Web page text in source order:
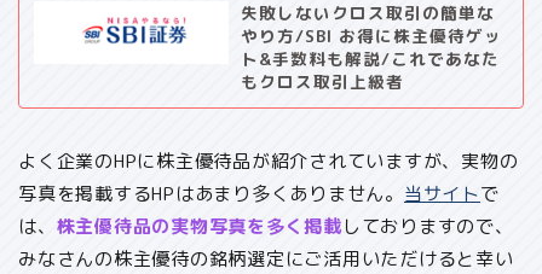
失敗しないクロス取引の簡単な
やり方/SBI お得に株主優待ゲッ
ト&手数料も解説/これであなた
もクロス取引上級者
よく企業のHPに株主優待品が紹介されていますが、実物の
写真を掲載するHPはあまり多くありません。 当サイトで
は、 株主優待品の実物写真を多く掲載しておりますので、
みなさんの株主優待の銘柄選定にご活用いただけると幸い